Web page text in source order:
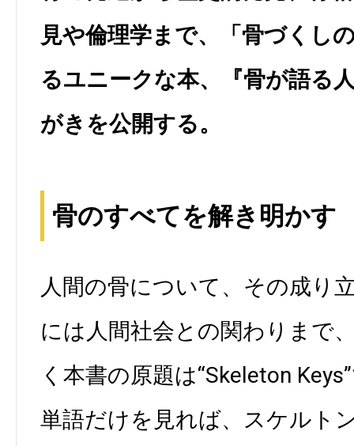
見や倫理学まで、「骨づくし
るユニークな本、『骨が語る
がきを公開する。
骨のすべてを解き明かす
人間の骨について、その成り
には人間社会との関わりまで
く本書の原題は“Skeleton
単語だけを見れば、スケルト